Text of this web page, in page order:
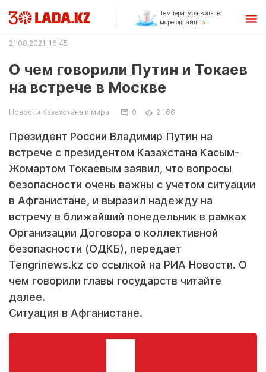
Температура воды в
море онлайн
21.08.2021, 16:45
О чем говорили Путин и Токаев
на встрече в Москве
Новости Казахстана и мира 0 2 166
Президент России Владимир Путин на
встрече с президентом Казахстана Касым-
Жомартом Токаевым заявил, что вопросы
безопасности очень важны с учетом ситуации
в Афганистане, и выразил надежду на
встречу в ближайший понедельник в рамках
Организации Договора о коллективной
безопасности (ОДКБ), передает
Tengrinews.kz со ссылкой на РИА Новости. О
чем говорили главы государств читайте
далее.
Ситуация в Афганистане.